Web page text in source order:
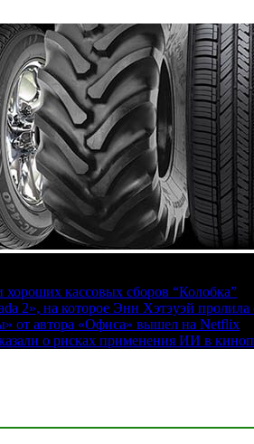
кассовых сборов “Колобка”
2», на которое Энн Хэтэуэй пролила
от автора «Офиса» вышел на Netflix
о рисках применения ИИ в